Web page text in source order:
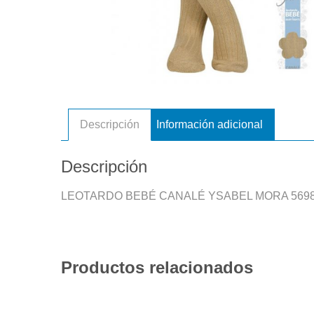
Descripción Información adicional
Descripción
LEOTARDO BEBÉ CANALÉ YSABEL MORA
Productos relacionados